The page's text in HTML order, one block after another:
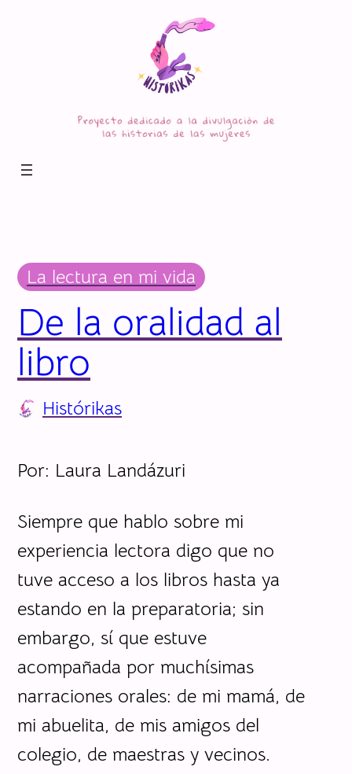
La lectura en mi vida
De la oralidad al
libro
Histórikas
Por: Laura Landázuri
Siempre que hablo sobre mi
experiencia lectora digo que no
tuve acceso a los libros hasta ya
estando en la preparatoria; sin
embargo, sí que estuve
acompañada por muchísimas
narraciones orales: de mi mamá, de
mi abuelita, de mis amigos del
colegio, de maestras y vecinos.